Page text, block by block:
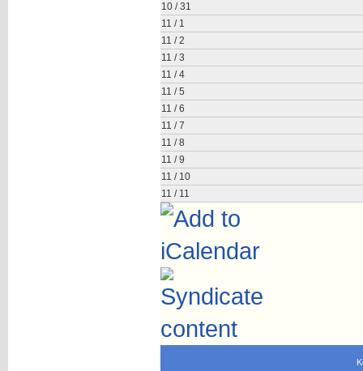
10 / 31
11 / 1
11 / 2
11 / 3
11 / 4
11 / 5
11 / 6
11 / 7
11 / 8
11 / 9
11 / 10
11 / 11